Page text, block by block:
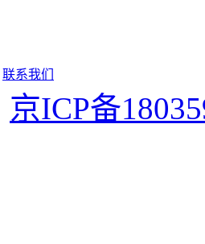
联系我们
京ICP备